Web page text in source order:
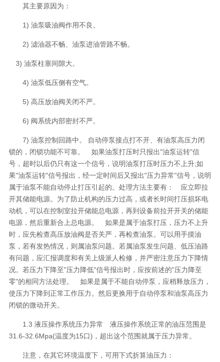
其主要原因为：
1) 油泵吸油阀作用不良。
2) 滤油器不畅、油泵进油管路不畅。
3) 油泵柱塞间隙大。
4) 油泵低压侧有空气。
5) 高压放油阀关闭不严。
6) 阀系统内部密封不严。
7) 油泵控制回路中。 自动停泵接点打不开、有油泵高压力闭
锁的，闭锁功能不可靠。 如果油泵打压时只报出"油泵运转"信
号，超时以后仍只有这一个信号，说明油泵打压时压力不上升;如
果"油泵运转"信号报出，经一定时间后又报出"压力异常"信号，说明
属于油泵不能自动停止打压引起的。处理方法主要有： 应立即拉
开其储能电源。为了防止机构的压力过高，或者长时间打压损坏电
动机，可以在控制室拉开储能总电源，再到设备前拉开开关的储能
电源，然后重新合上总电源。 如果是属于油泵打压，压力不上升
时，应先检查高压放油阀是否关严，再检查油泵。可以用手摸油
泵，若有发热情况，则属油泵问题。若属油泵发生问题、低压油路
有问题，应汇报调度和有关上级派人检修，并严密注意压力下降情
况。若压力下降至"压力降低"信号报出时，应按前述的"压力降至
零"的相同方法处理。 如果是属于不能自动停泵，应稍释放压力，
使压力下降到正常工作压力。然后更换用于自动停泵和油泵高压力
闭锁的微动开关。
1.3 液压操作系统压力异常 液压操作系统正常的油压范围是
31.6-32.6Mpa(温度为15口)，超出这个范围就属于压力异常。
注意，在其它环境温度下，可用下式折算油压力：